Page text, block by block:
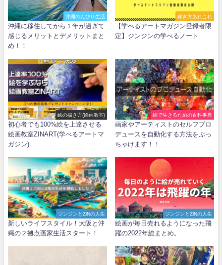
沖縄のんびり生活
沖縄に移住してから１年が過ぎて
感じるメリットとデメリットまと
め！！
稼ぎ方あれこれ
【学べるアートマガジン登録者限
定】ジンジンの学べるノート
絵の描き方(絵画教室)
初心者でも100%絵を上達させる
絵画教室ZINART(学べるアートマ
ガジン)
絵で生きるための百科事典
画家やアーティストのセルフプロ
デュースを自動化する方法をぶっ
ちゃけます！！
ジンジンとZiNの人生
新しいライフスタイル！大阪と沖
縄の２拠点画家生活スタート！
ジンジンとZiNの人生
絵画が毎日売れるようになった飛
躍の2022年総まとめ。